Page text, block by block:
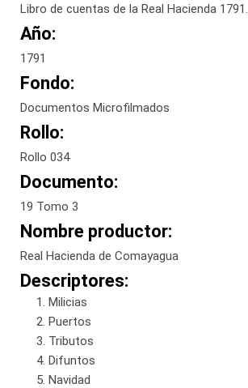
Libro de cuentas de la Real Hacienda 1791.
Año:
1791
Fondo:
Documentos Microfilmados
Rollo:
Rollo 034
Documento:
19 Tomo 3
Nombre productor:
Real Hacienda de Comayagua
Descriptores:
Milicias
Puertos
Tributos
Difuntos
Navidad